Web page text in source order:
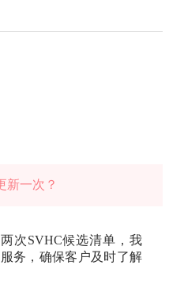
新一次？
次SVHC候选清单，我
务，确保客户及时了解